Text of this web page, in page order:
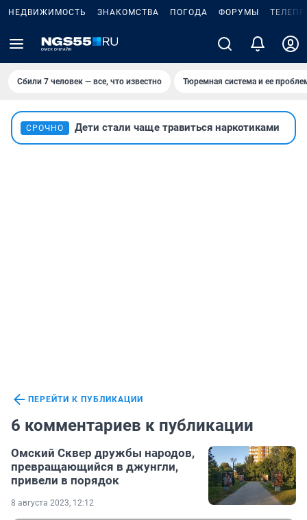
НЕДВИЖИМОСТЬ ЗНАКОМСТВА ПОГОДА ФОРУМЫ
Сбили 7 человек — все, что известно Тюремная система и ее
СРОЧНО Дети стали чаще травиться наркотиками
ПЕРЕЙТИ К ПУБЛИКАЦИИ
6 комментариев к публикации
Омский Сквер дружбы народов,
превращающийся в джунгли,
привели в порядок
8 августа 2023, 12:12